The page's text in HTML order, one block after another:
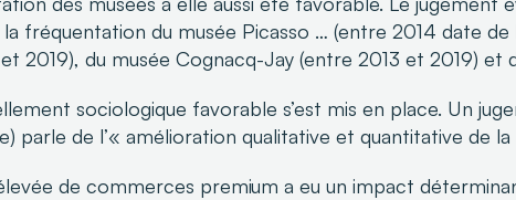
la fréquentation du musée Picasso … (entre 2014 date
2019), du musée Cognacq-Jay (entre 2013 et 2019) et
sociologique favorable s’est mis en place. Un
parle de l’« amélioration qualitative et quantitative de
de commerces premium a eu un impact